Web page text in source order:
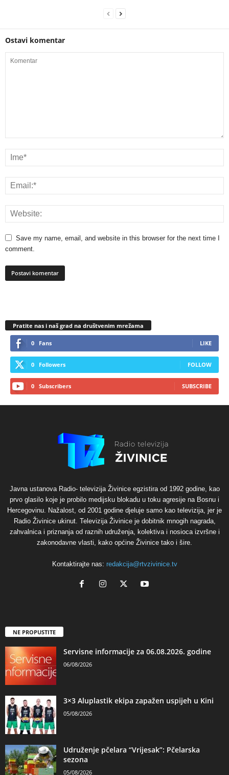
Ostavi komentar
Save my name, email, and website in this browser for the next time I
comment.
Pratite nas i naš grad na društvenim mrežama
0 Fans LIKE
0 Followers FOLLOW
0 Subscribers SUBSCRIBE
Javna ustanova Radio- televizija Živinice egzistira od 1992 godine, kao
prvo glasilo koje je probilo medijsku blokadu u toku agresije na Bosnu i
Hercegovinu. Nažalost, od 2001 godine djeluje samo kao televizija, jer je
Radio Živinice ukinut. Televizija Živinice je dobitnik mnogih nagrada,
zahvalnica i priznanja od raznih udruženja, kolektiva i nosioca izvršne i
zakonodavne vlasti, kako općine Živinice tako i šire.
Kontaktirajte nas: redakcija@rtvzivinice.tv
NE PROPUSTITE
Servisne informacije za 06.08.2026. godine
06/08/2026
3×3 Aluplastik ekipa zapažen uspijeh u Kini
05/08/2026
Udruženje pčelara “Vrijesak”: Pčelarska
sezona
05/08/2026